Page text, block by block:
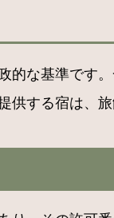
な基準です
する宿は、